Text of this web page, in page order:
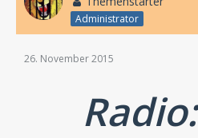
Administrator
26. November 2015